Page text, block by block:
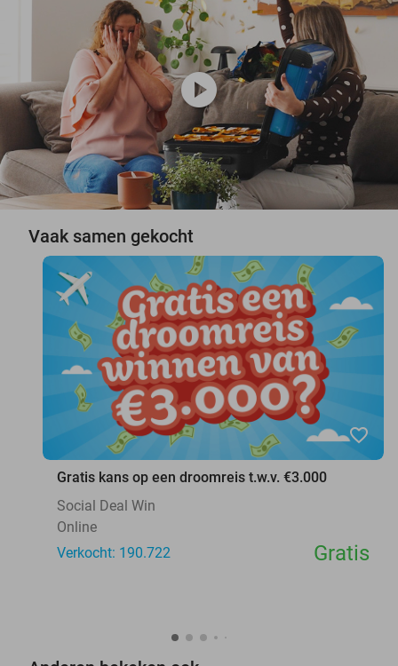
play_circle
Vaak samen gekocht
favorite_border
Gratis kans op een droomreis t.w.v. €3.000
Social Deal Win
Online
Verkocht: 190.722
Gratis